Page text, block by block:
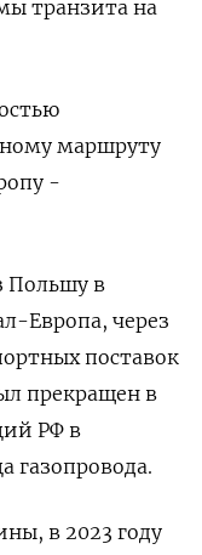
транзита на
маршруту
-
Польшу в
Европа, через
поставок
прекращен в
РФ в
газопровода.
в 2023 году